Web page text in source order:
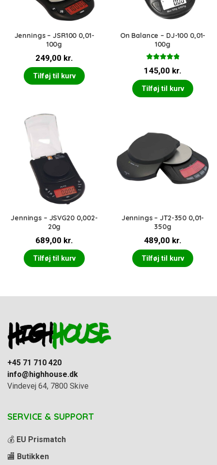
Jennings – JSR100 0,01-
100g
249,00 kr.
Tilføj til kurv
On Balance – DJ-100 0,01-
100g
5.00ud af 5
145,00 kr.
Tilføj til kurv
Jennings – JSVG20 0,002-
20g
689,00 kr.
Tilføj til kurv
Jennings – JT2-350 0,01-
350g
489,00 kr.
Tilføj til kurv
+45 71 710 420
info@highhouse.dk
Vindevej 64, 7800 Skive
SERVICE & SUPPORT
💰 EU Prismatch
🏬 Butikken